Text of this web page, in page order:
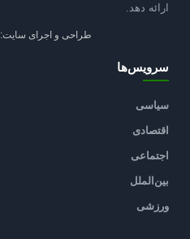
ارائه دهد.
طراحی و اجرای سایت:
سرویس‌ها
سیاسی
اقتصادی
اجتماعی
بین‌الملل
ورزشی